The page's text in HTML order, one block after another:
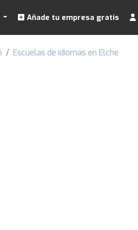
Añade tu empresa gratis
Escuelas de idiomas en Elche